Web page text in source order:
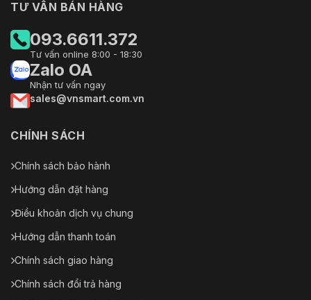
TƯ VẤN BÁN HÀNG
093.6611.372
Tư vấn online 8:00 - 18:30
Zalo OA
Nhận tư vấn ngay
sales@vnsmart.com.vn
CHÍNH SÁCH
Chính sách bảo hành
Hướng dẫn đặt hàng
Điều khoản dịch vụ chung
Hướng dẫn thanh toán
Chính sách giao hàng
Chính sách đổi trả hàng